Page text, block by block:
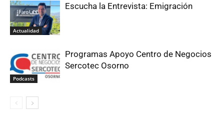
Actualidad
Escucha la Entrevista: Emigración
Podcasts
Programas Apoyo Centro de Negocios
Sercotec Osorno